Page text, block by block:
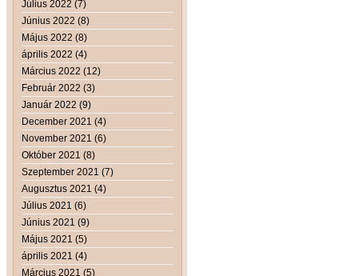
Július 2022 (7)
Június 2022 (8)
Május 2022 (8)
április 2022 (4)
Március 2022 (12)
Február 2022 (3)
Január 2022 (9)
December 2021 (4)
November 2021 (6)
Október 2021 (8)
Szeptember 2021 (7)
Augusztus 2021 (4)
Július 2021 (6)
Június 2021 (9)
Május 2021 (5)
április 2021 (4)
Március 2021 (5)